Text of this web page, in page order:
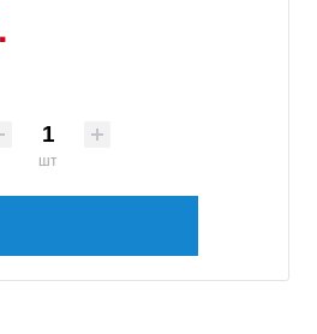
шт